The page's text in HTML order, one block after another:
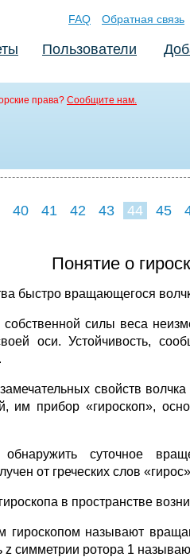
FAQ Обратная связь
Пользователи
права? Сообщите нам.
40 41 42 43 44 45
Понятие о
быстро вращающегося
силы веса
оси. Устойчивость,
свойств
им прибор «гироскоп»,
суточное
от греческих слов
в пространстве
называют
z симметрии ротора 1